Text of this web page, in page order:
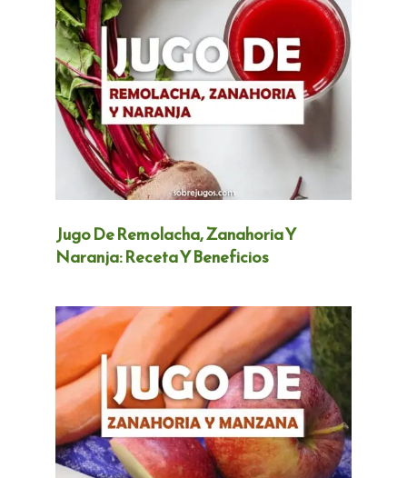
Jugo De Remolacha, Zanahoria Y
Naranja: Receta Y Beneficios